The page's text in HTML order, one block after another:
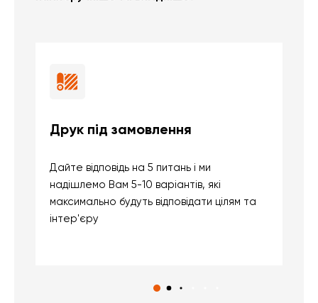
Друк під замовлення
Дайте відповідь на 5 питань і ми
надішлемо Вам 5-10 варіантів, які
максимально будуть відповідати цілям та
інтер'єру